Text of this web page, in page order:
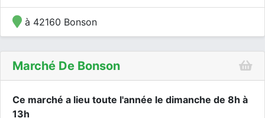
à 42160 Bonson
Marché De Bonson
Ce marché a lieu toute l'année le dimanche de 8h à
13h